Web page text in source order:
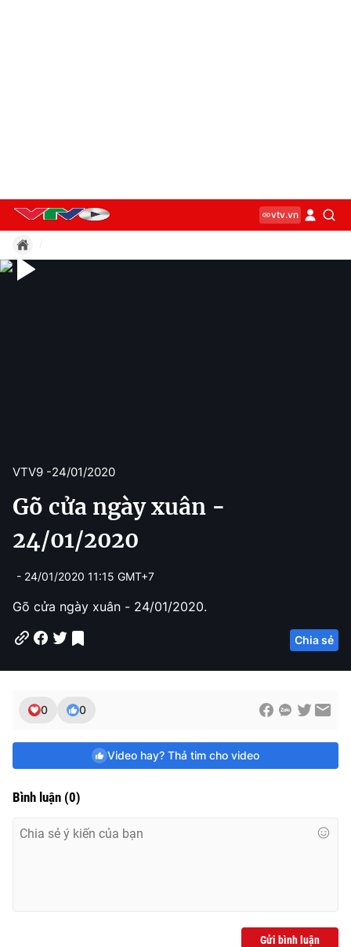
vtv.vn
VTV9 -24/01/2020
Gõ cửa ngày xuân -
24/01/2020
- 24/01/2020 11:15 GMT+7
Gõ cửa ngày xuân - 24/01/2020.
Chia sẻ
0 0
Video hay? Thả tim cho video
Bình luận (0)
Gửi bình luận